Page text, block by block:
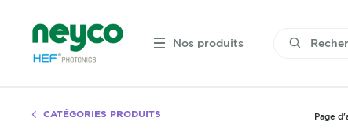
Nos produits
CATÉGORIES PRODUITS Page